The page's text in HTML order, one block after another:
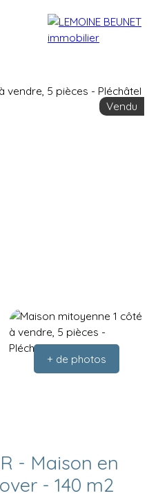
Vendu
+ de photos
- Maison en
- 140 m2